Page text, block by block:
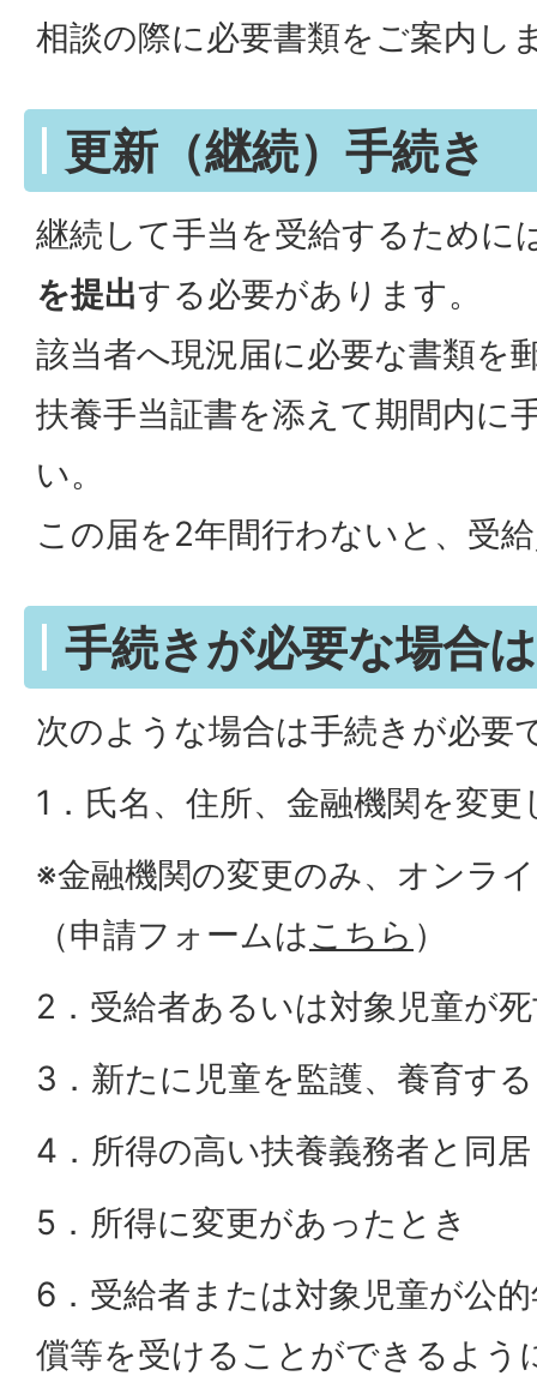
相談の際に必要書類をご案内し
更新（継続）手続き
継続して手当を受給するために
を提出する必要があります。
該当者へ現況届に必要な書類を
扶養手当証書を添えて期間内に
い。
この届を2年間行わないと、受
手続きが必要な場合は
次のような場合は手続きが必要
1．氏名、住所、金融機関を変
※金融機関の変更のみ、オンラ
（申請フォームはこちら ）
2．受給者あるいは対象児童が
3．新たに児童を監護、養育す
4．所得の高い扶養義務者と同
5．所得に変更があったとき
6．受給者または対象児童が公
償等を受けることができるよう